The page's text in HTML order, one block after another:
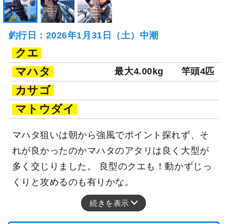
釣行日：2026年1月31日（土）中潮
クエ
マハタ
最大4.00kg 竿頭4匹
カサゴ
マトウダイ
マハタ狙いは朝から強風でポイント探れず、そ
れが良かったのかマハタのアタリは良く大型が
多く交じりました。 良型のクエも！動かずじっ
くりと攻めるのも有りかな。
続きを表示